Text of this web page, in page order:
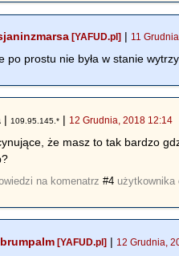
[YAFUD.pl] | 11
po prostu nie była w stanie
| 109.95.145.* | 12 Grudnia, 2018 12:14
że masz to tak bardzo
na komenatrz#4 użytkownika
[YAFUD.pl] | 12 Grudnia,